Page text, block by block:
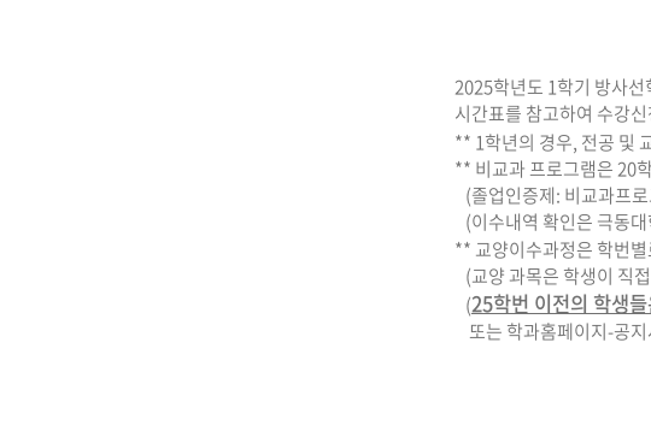
2025학년도 1학기 방사
시간표를 참고하여 수강
** 1학년의 경우, 전공 및
** 비교과 프로그램은 20
(졸업인증제: 비교과프
(이수내역 확인은 극동
** 교양이수과정은 학번
(교양 과목은 학생이 직
(25학번 이전의 학생
또는 학과홈페이지-공